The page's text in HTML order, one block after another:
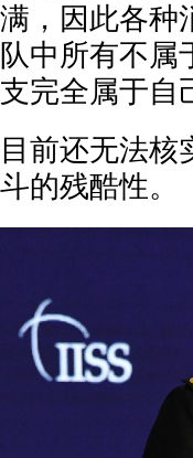
满，因此各种
队中所有不属
支完全属于自
目前还无法核
斗的残酷性。